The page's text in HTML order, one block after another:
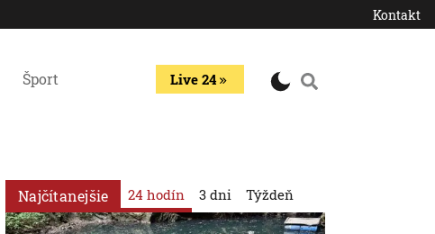
Kontakt
Šport Live 24
Najčítanejšie 24 hodín 3 dni Týždeň